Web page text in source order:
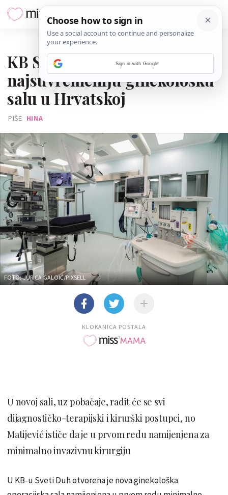
KB Sveti Duh dobio
najsuvremeniju ginekološku
salu u Hrvatskoj
PIŠE HINA
FOTO: JURICA GALOIĆ/PIXSELL
KLOKANICA POSTALA
U novoj sali, uz pobačaje, radit će se svi
dijagnostičko-terapijski i kirurški postupci, no
Matijević ističe da je u prvom redu namijenjena za
minimalno invazivnu kirurgiju
U KB-u Sveti Duh otvorena je nova ginekološka
Sign in with Google